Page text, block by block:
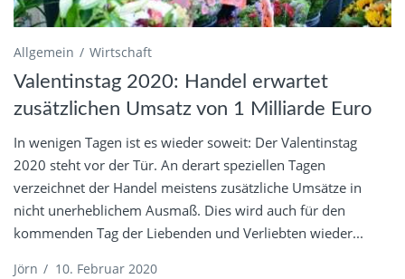
Allgemein Wirtschaft
Valentinstag 2020: Handel erwartet
zusätzlichen Umsatz von 1 Milliarde Euro
In wenigen Tagen ist es wieder soweit: Der Valentinstag
2020 steht vor der Tür. An derart speziellen Tagen
verzeichnet der Handel meistens zusätzliche Umsätze in
nicht unerheblichem Ausmaß. Dies wird auch für den
kommenden Tag der Liebenden und Verliebten wieder...
Jörn / 10. Februar 2020